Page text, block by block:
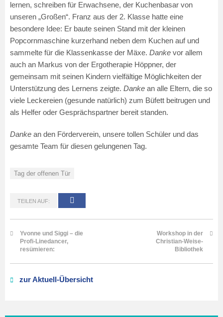
lernen, schreiben für Erwachsene, der Kuchenbasar von
unseren „Großen“. Franz aus der 2. Klasse hatte eine
besondere Idee: Er baute seinen Stand mit der kleinen
Popcornmaschine kurzerhand neben dem Kuchen auf und
sammelte für die Klassenkasse der Mäxe. Danke vor allem
auch an Markus von der Ergotherapie Höppner, der
gemeinsam mit seinen Kindern vielfältige Möglichkeiten der
Unterstützung des Lernens zeigte. Danke an alle Eltern, die so
viele Leckereien (gesunde natürlich) zum Büfett beitrugen und
als Helfer oder Gesprächspartner bereit standen.
Danke an den Förderverein, unsere tollen Schüler und das
gesamte Team für diesen gelungenen Tag.
Tag der offenen Tür
TEILEN AUF:
Yvonne und Siggi – die
Profi-Linedancer,
resümieren:
Workshop in der
Christian-Weise-
Bibliothek
zur Aktuell-Übersicht